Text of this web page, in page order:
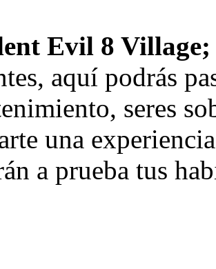
Evil 8 Village;
aquí podrás
seres
una
a prueba tus